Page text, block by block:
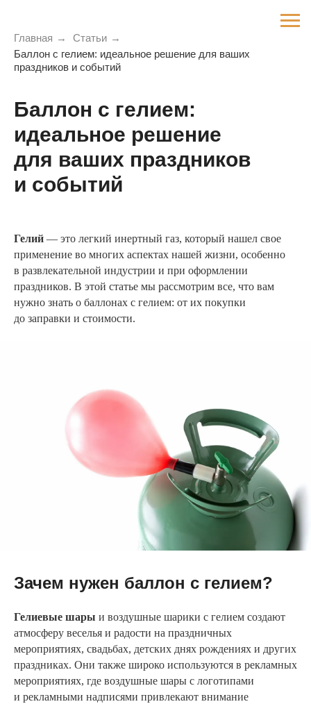
Главная → Статьи →
Баллон с гелием: идеальное решение для ваших
праздников и событий
Баллон с гелием:
идеальное решение
для ваших праздников
и событий
Гелий — это легкий инертный газ, который нашел свое
применение во многих аспектах нашей жизни, особенно
в развлекательной индустрии и при оформлении
праздников. В этой статье мы рассмотрим все, что вам
нужно знать о баллонах с гелием: от их покупки
до заправки и стоимости.
Зачем нужен баллон с гелием?
Гелиевые шары и воздушные шарики с гелием создают
атмосферу веселья и радости на праздничных
мероприятиях, свадьбах, детских днях рождениях и других
праздниках. Они также широко используются в рекламных
мероприятиях, где воздушные шары с логотипами
и рекламными надписями привлекают внимание